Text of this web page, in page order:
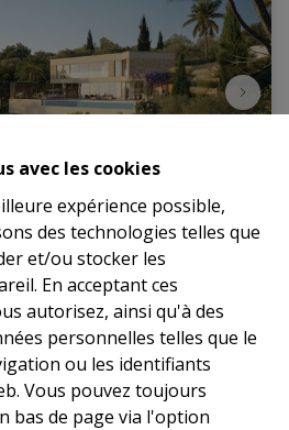
avec les cookies
expérience possible,
des technologies telles que
et/ou stocker les
En acceptant ces
autorisez, ainsi qu'à des
personnelles telles que le
ou les identifiants
Vous pouvez toujours
bas de page via l'option
Mer (France) | Ref : 65